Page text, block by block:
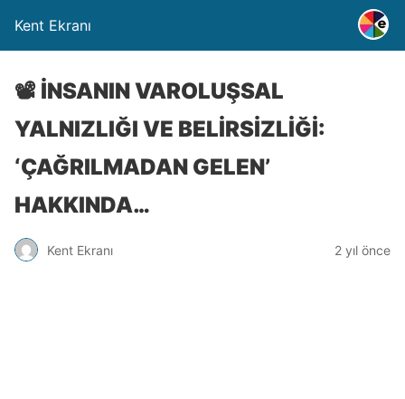
Kent Ekranı
📽️ İNSANIN VAROLUŞSAL
YALNIZLIĞI VE BELİRSİZLİĞİ:
‘ÇAĞRILMADAN GELEN’
HAKKINDA…
Kent Ekranı 2 yıl önce